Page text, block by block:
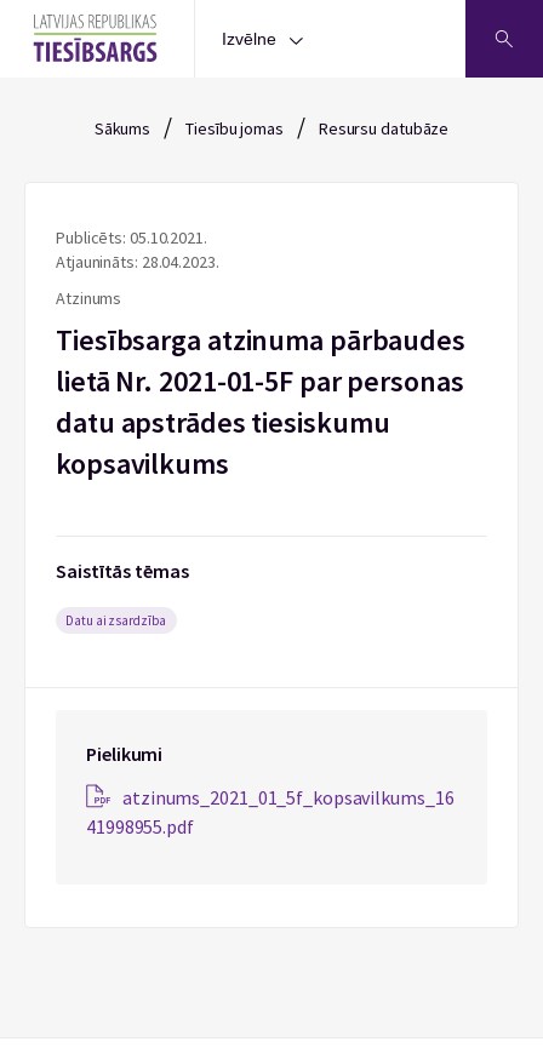
Izvēlne
Sākums / Tiesību jomas / Resursu datubāze
Publicēts: 05.10.2021.
Atjaunināts: 28.04.2023.
Atzinums
Tiesībsarga atzinuma pārbaudes
lietā Nr. 2021-01-5F par personas
datu apstrādes tiesiskumu
kopsavilkums
Saistītās tēmas
Datu aizsardzība
Pielikumi
atzinums_2021_01_5f_kopsavilkums_16
41998955.pdf